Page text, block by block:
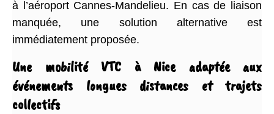
à l’aéroport Cannes-Mandelieu. En cas de liaison
manquée, une solution alternative est
immédiatement proposée.
Une mobilité VTC à Nice adaptée aux
événements longues distances et trajets
collectifs